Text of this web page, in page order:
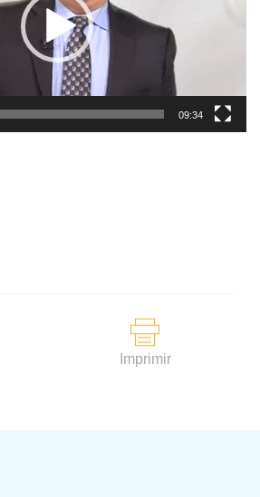
09:34
Imprimir